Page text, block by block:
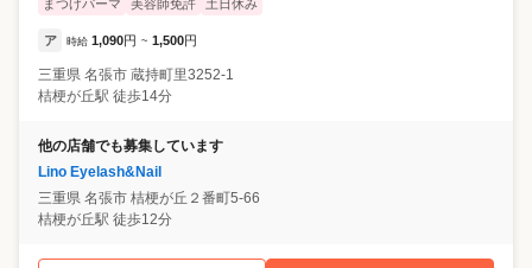
まつげパーマ
美容師免許 土日休み
ア 時給 1,090円 ~ 1,500円
三重県 名張市 蔵持町里3252-1
桔梗が丘駅 徒歩14分
他の店舗でも募集しています
Lino Eyelash&Nail
三重県 名張市 桔梗が丘２番町5-66
桔梗が丘駅 徒歩12分